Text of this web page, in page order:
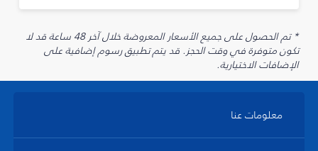
* تم الحصول على جميع الأسعار المعروضة خلال آخر 48 ساعة قد لا
تكون متوفرة في وقت الحجز. قد يتم تطبيق رسوم إضافية على
الإضافات الاختيارية.
معلومات عنا